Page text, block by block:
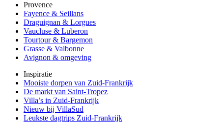
Provence
Fayence & Seillans
Draguignan & Lorgues
Vaucluse & Luberon
Tourtour & Bargemon
Grasse & Valbonne
Avignon & omgeving
Inspiratie
Mooiste dorpen van Zuid-Frankrijk
De markt van Saint-Tropez
Villa’s in Zuid-Frankrijk
Nieuw bij VillaSud
Leukste dagtrips Zuid-Frankrijk